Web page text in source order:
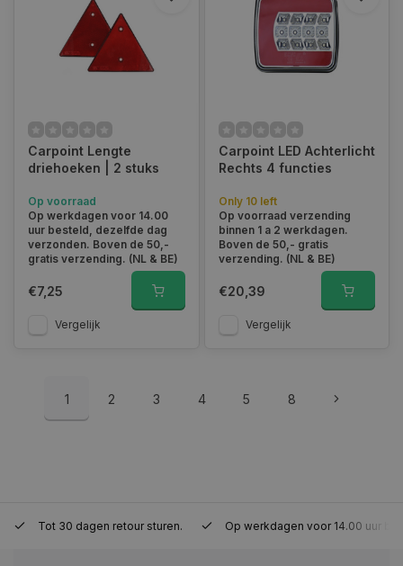
Carpoint Lengte
driehoeken | 2 stuks
Op voorraad
Op werkdagen voor 14.00
uur besteld, dezelfde dag
verzonden. Boven de 50,-
gratis verzending. (NL & BE)
€7,25
Vergelijk
Carpoint LED Achterlicht
Rechts 4 functies
Only 10 left
Op voorraad verzending
binnen 1 a 2 werkdagen.
Boven de 50,- gratis
verzending. (NL & BE)
€20,39
Vergelijk
1 2 3 4 5 8
Tot 30 dagen retour sturen. Op werkdagen voor 14.00 uur
Strikt noodzakelijke cookies maken de
kernfunctionaliteiten van de website mogelijk, zoals
gebruikersaanmelding en accountbeheer. De
website kan niet goed worden gebruikt zonder de
strikt noodzakelijke cookies.
COOKIELAW_STATS
www.autoklusser.nl
session_id www.autoklusser.nl
__cf_bm
Cloudflare Inc.
.webshopapp.com
29